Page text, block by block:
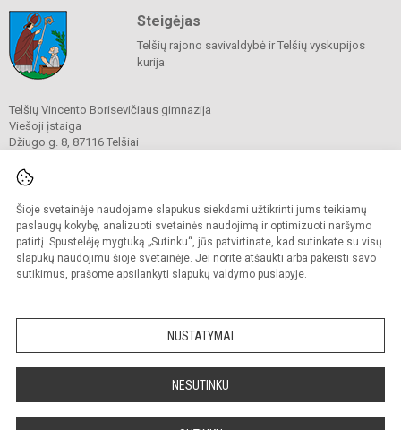
Šioje svetainėje naudojame slapukus siekdami užtikrinti jums teikiamų
paslaugų kokybę, analizuoti svetainės naudojimą ir optimizuoti naršymo
patirtį. Spustelėję mygtuką „Sutinku“, jūs patvirtinate, kad sutinkate su visų
slapukų naudojimu šioje svetainėje. Jei norite atšaukti arba pakeisti savo
sutikimus, prašome apsilankyti slapukų valdymo puslapyje.
NUSTATYMAI
NESUTINKU
Steigėjas
Telšių rajono savivaldybė ir Telšių vyskupijos
kurija
Telšių Vincento Borisevičiaus gimnazija
Viešoji įstaiga
Džiugo g. 8, 87116 Telšiai
El. p.
Duomenys kaupiami ir saugomi
Juridinių asmenų registre
Įmonės kodas 190556414
Kopijuoti turinį be raštiško gimnazijos sutikimo griežtai draudžiama.
Prieinamumo paraiška Slapukų politika
svetainę